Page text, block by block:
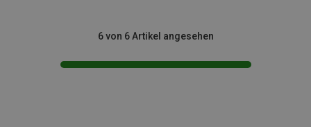
6 von 6 Artikel angesehen